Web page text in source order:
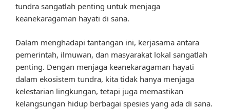
tundra sangatlah penting untuk menjaga
keanekaragaman hayati di sana.
Dalam menghadapi tantangan ini, kerjasama antara
pemerintah, ilmuwan, dan masyarakat lokal sangatlah
penting. Dengan menjaga keanekaragaman hayati
dalam ekosistem tundra, kita tidak hanya menjaga
kelestarian lingkungan, tetapi juga memastikan
kelangsungan hidup berbagai spesies yang ada di sana.